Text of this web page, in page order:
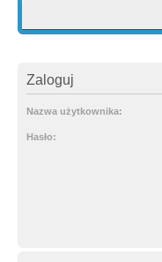
Zaloguj
Nazwa użytkownika:
Hasło: